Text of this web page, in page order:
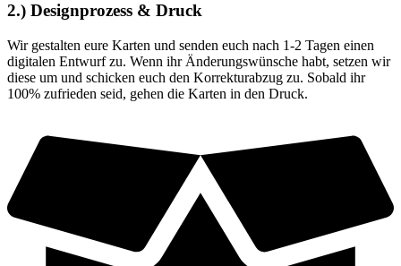
2.) Designprozess & Druck
Wir gestalten eure Karten und senden euch nach 1-2 Tagen einen
digitalen Entwurf zu. Wenn ihr Änderungswünsche habt, setzen wir
diese um und schicken euch den Korrekturabzug zu. Sobald ihr
100% zufrieden seid, gehen die Karten in den Druck.